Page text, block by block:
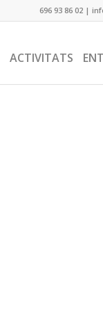
696 93 86 02 |
ACTIVITATS